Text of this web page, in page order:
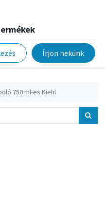
Írjon nekünk
750 ml-es Kiehl